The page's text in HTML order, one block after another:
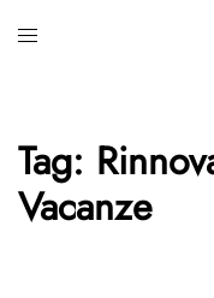
Mostra/Nascondi
Tag:
Vacanze